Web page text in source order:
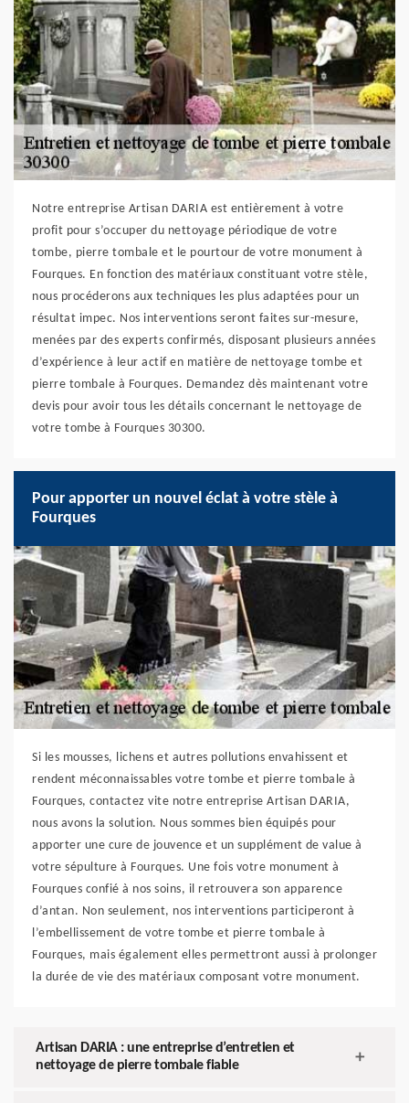
Notre entreprise Artisan DARIA est entièrement à votre
profit pour s’occuper du nettoyage périodique de votre
tombe, pierre tombale et le pourtour de votre monument à
Fourques. En fonction des matériaux constituant votre stèle,
nous procéderons aux techniques les plus adaptées pour un
résultat impec. Nos interventions seront faites sur-mesure,
menées par des experts confirmés, disposant plusieurs années
d’expérience à leur actif en matière de nettoyage tombe et
pierre tombale à Fourques. Demandez dès maintenant votre
devis pour avoir tous les détails concernant le nettoyage de
votre tombe à Fourques 30300.
Pour apporter un nouvel éclat à votre stèle à
Fourques
Si les mousses, lichens et autres pollutions envahissent et
rendent méconnaissables votre tombe et pierre tombale à
Fourques, contactez vite notre entreprise Artisan DARIA,
nous avons la solution. Nous sommes bien équipés pour
apporter une cure de jouvence et un supplément de value à
votre sépulture à Fourques. Une fois votre monument à
Fourques confié à nos soins, il retrouvera son apparence
d’antan. Non seulement, nos interventions participeront à
l’embellissement de votre tombe et pierre tombale à
Fourques, mais également elles permettront aussi à prolonger
la durée de vie des matériaux composant votre monument.
Artisan DARIA : une entreprise d’entretien et
nettoyage de pierre tombale fiable